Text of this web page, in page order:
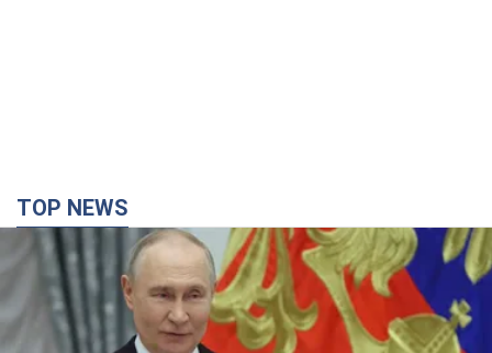
Путин не готов завершить войну: две карты
Кремля, которые нужно разыграть, чтобы
изменить его мнение. Интервью с Веселовским